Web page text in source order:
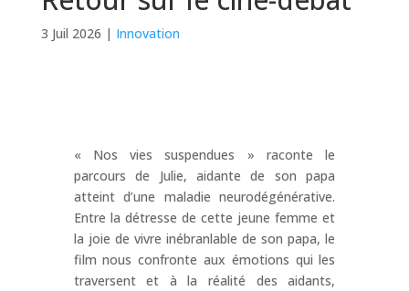
3 Juil 2026 | Innovation
« Nos vies suspendues » raconte le
parcours de Julie, aidante de son papa
atteint d’une maladie neurodégénérative.
Entre la détresse de cette jeune femme et
la joie de vivre inébranlable de son papa, le
film nous confronte aux émotions qui les
traversent et à la réalité des aidants,